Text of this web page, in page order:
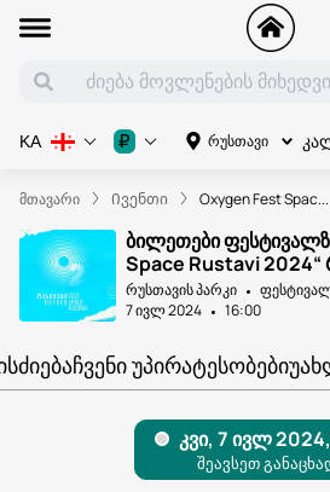
რუსთავი
KA ₽
მთავარი Ივენთი Oxygen Fest Spac...
ბილეთები
Space Rustavi 2024“
რუსთავის პარკი
7 ივლ 2024
16:00
ᲩᲕᲔᲜᲘ ᲣᲞᲘᲠᲐᲢᲔᲡᲝᲑᲔᲑᲘ